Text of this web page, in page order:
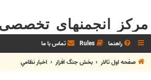
مرکز انجمنهای تخصصی
راهنما Rules تماس با ما
صفحه اول تالار
بخش جنگ افزار اخبار نظامي